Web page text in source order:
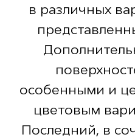
в различных
особенными и
цветовым
Последний, в